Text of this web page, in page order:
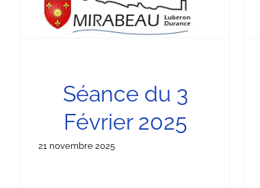
Séance du 3
Février 2025
21 novembre 2025
Séance du 18 Décembre 2024
Séances du Conseil Municipal